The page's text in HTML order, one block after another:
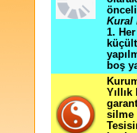
Kural
1.
boş
silme